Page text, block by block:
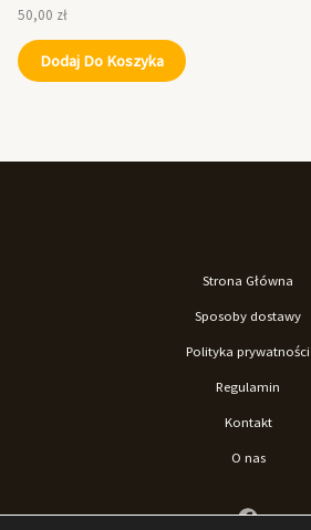
50,00 zł
Dodaj Do Koszyka
Strona Główna
Sposoby dostawy
Polityka prywatności
Regulamin
Kontakt
O nas